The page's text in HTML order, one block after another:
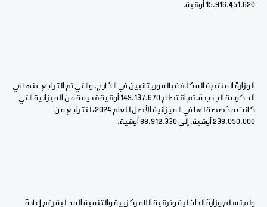
15.916.451.620 أوقية.
الوزارة المنتدبة المكلفة بالموريتانيين في الخارج، والتي تم التراجع عنها في
الحكومة الجديدة، تم اقتطاع 149.137.670 أوقية قديمة من الميزانية التي
كانت مخصصة لها في الميزانية الأصل للعام 2024، لتتراجع من
238.050.000 أوقية، إلى 88.912.330 أوقية.
ولم تسلم وزارة الداخلية وترقية اللامركزيية والتنمية المحلية رغم إعادة